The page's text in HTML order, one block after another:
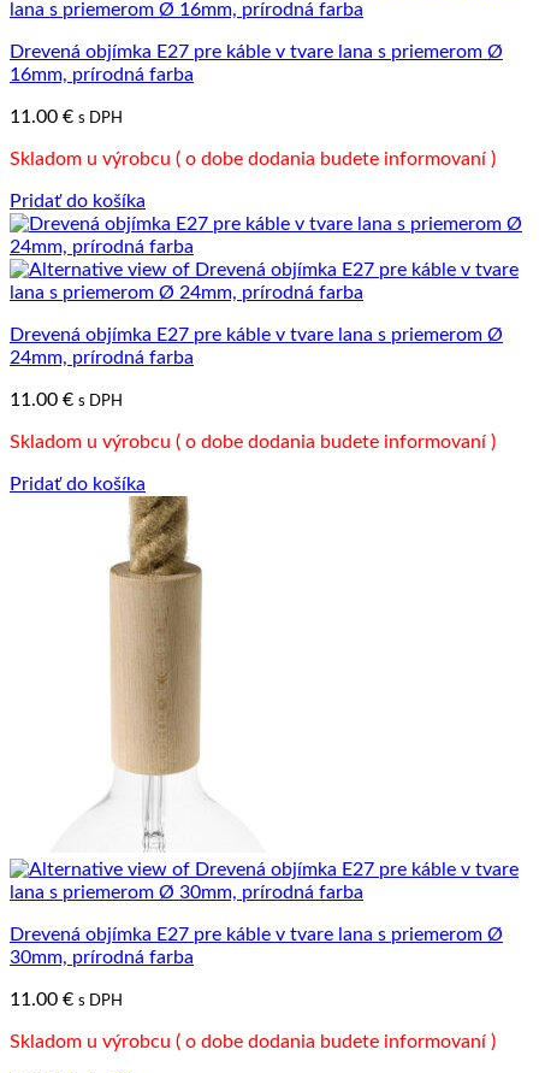
Drevená objímka E27 pre káble v tvare lana s priemerom Ø
16mm, prírodná farba
11.00 € s DPH
Skladom u výrobcu ( o dobe dodania budete informovaní )
Pridať do košíka
Drevená objímka E27 pre káble v tvare lana s priemerom Ø
24mm, prírodná farba
11.00 € s DPH
Skladom u výrobcu ( o dobe dodania budete informovaní )
Pridať do košíka
Drevená objímka E27 pre káble v tvare lana s priemerom Ø
30mm, prírodná farba
11.00 € s DPH
Skladom u výrobcu ( o dobe dodania budete informovaní )